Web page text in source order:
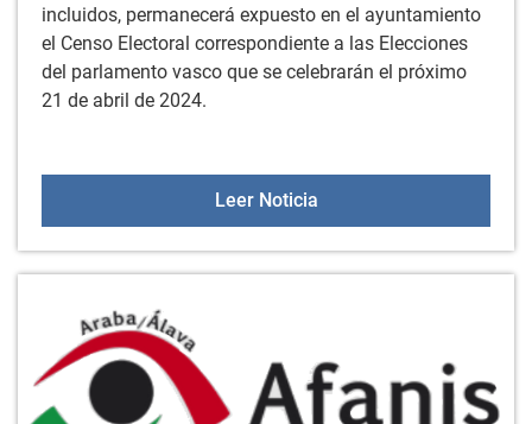
incluidos, permanecerá expuesto en el ayuntamiento
el Censo Electoral correspondiente a las Elecciones
del parlamento vasco que se celebrarán el próximo
21 de abril de 2024.
Leer NoticiaElecciones del